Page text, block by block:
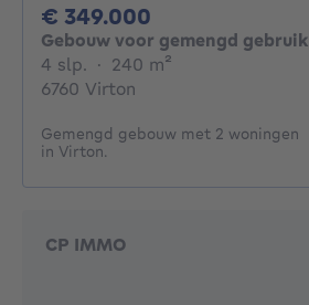
€ 349.000
Gebouw voor gemengd gebruik
4 slp. 4 slaapkamers
· 240 m²
6760 Virton
Gemengd gebouw met 2 woningen
in Virton.
CP IMMO